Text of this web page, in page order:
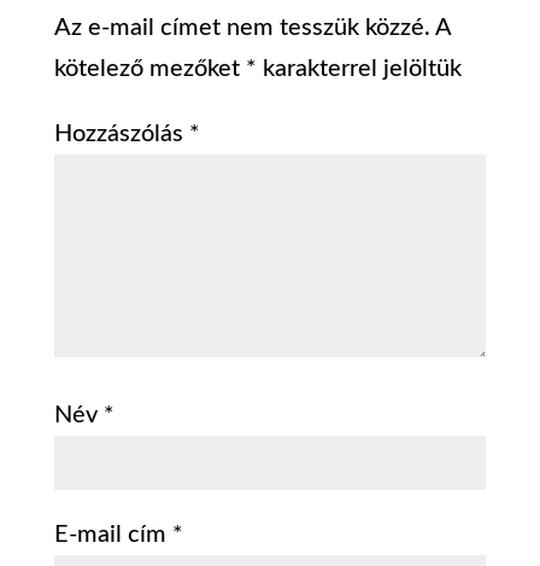
Az e-mail címet nem tesszük közzé. A
kötelező mezőket * karakterrel jelöltük
Hozzászólás *
Név *
E-mail cím *